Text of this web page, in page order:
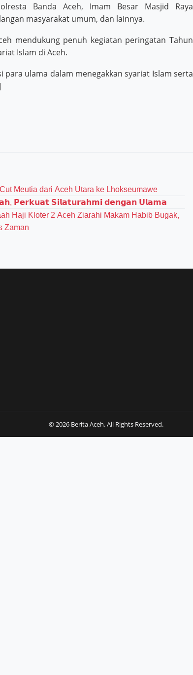
Banda Aceh, Imam Besar Masjid Raya
masyarakat umum, dan lainnya.
mendukung penuh kegiatan peringatan Tahun
Islam di Aceh.
ulama dalam menegakkan syariat Islam serta
Meutia dari Aceh Utara ke Lhokseumawe
𝗣𝗲𝗿𝗸𝘂𝗮𝘁 𝗦𝗶𝗹𝗮𝘁𝘂𝗿𝗮𝗵𝗺𝗶 𝗱𝗲𝗻𝗴𝗮𝗻 𝗨𝗹𝗮𝗺𝗮
Haji Kloter 2 Aceh Ziarahi Makam Habib Bugak,
Zaman
© 2026 Berita Aceh. All Rights Reserved.